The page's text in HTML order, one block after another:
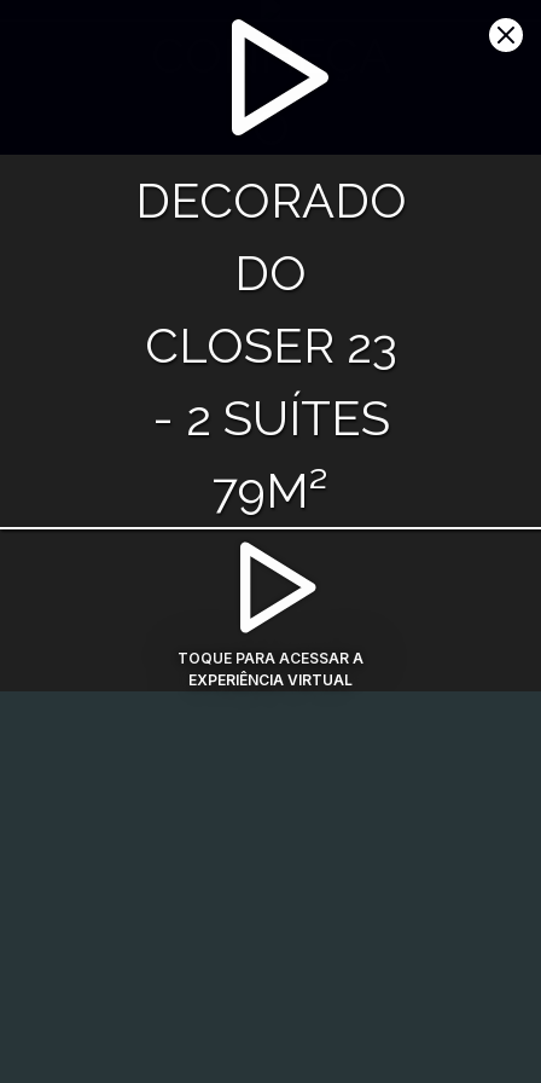
CONHEÇA
O
DECORADO
DO
CLOSER 23
- 2 SUÍTES
79M²
TOQUE PARA ACESSAR A
EXPERIÊNCIA VIRTUAL